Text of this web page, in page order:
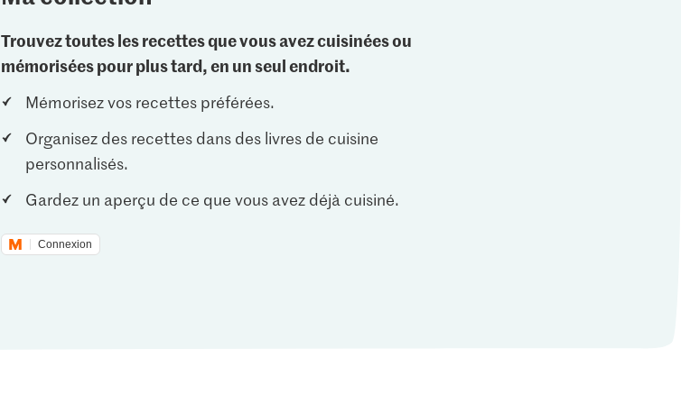
Trouvez toutes les recettes que vous avez cuisinées ou
mémorisées pour plus tard, en un seul endroit.
Mémorisez vos recettes préférées.
Organisez des recettes dans des livres de cuisine
personnalisés.
Gardez un aperçu de ce que vous avez déjà cuisiné.
Connexion